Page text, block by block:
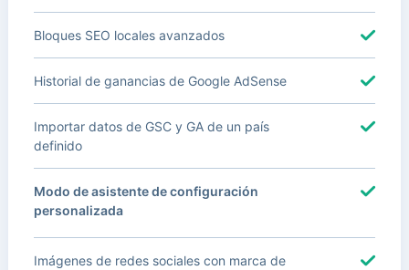
Bloques SEO locales avanzados
Historial de ganancias de Google AdSense
Importar datos de GSC y GA de un país
definido
Modo de asistente de configuración
personalizada
Imágenes de redes sociales con marca de